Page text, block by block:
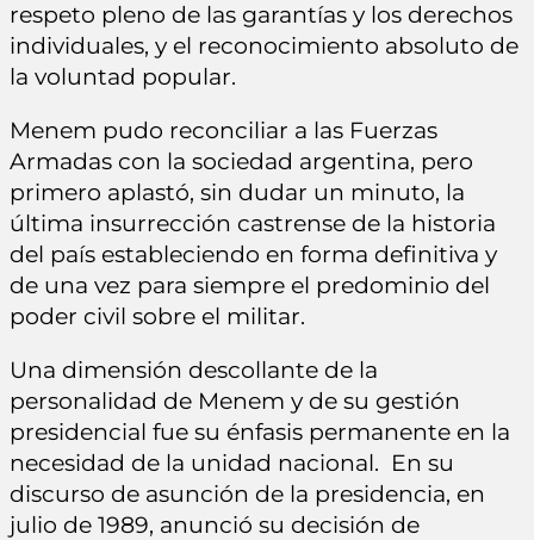
respeto pleno de las garantías y los derechos
individuales, y el reconocimiento absoluto de
la voluntad popular.
Menem pudo reconciliar a las Fuerzas
Armadas con la sociedad argentina, pero
primero aplastó, sin dudar un minuto, la
última insurrección castrense de la historia
del país estableciendo en forma definitiva y
de una vez para siempre el predominio del
poder civil sobre el militar.
Una dimensión descollante de la
personalidad de Menem y de su gestión
presidencial fue su énfasis permanente en la
necesidad de la unidad nacional. En su
discurso de asunción de la presidencia, en
julio de 1989, anunció su decisión de